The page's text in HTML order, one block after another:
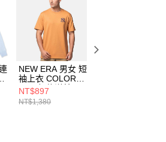
NEW ERA 男女 短
袖上衣 COLOR
ERA 紐約洋基
NE14499041
NT$897
NT$1,380